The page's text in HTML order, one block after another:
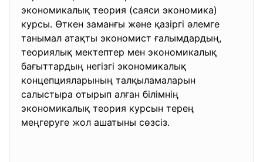
экономикалық теория (саяси экономика)
курсы. Өткен заманғы және қазіргі әлемге
танымал атақты экономист ғалымдардың,
теориялық мектептер мен экономикалық
бағыттардың негізгі экономикалық
концепцияларының талқыламаларын
салыстыра отырып алған білімнің
экономикалық теория курсын терең
меңгеруге жол ашатыны сөзсіз.